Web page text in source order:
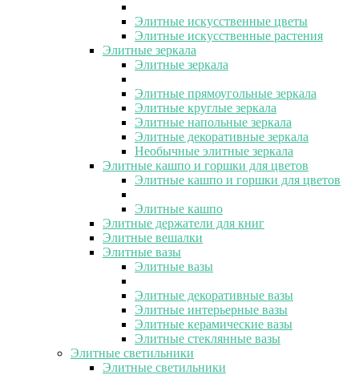
Элитные искусственные цветы
Элитные искусственные растения
Элитные зеркала
Элитные зеркала
Элитные прямоугольные зеркала
Элитные круглые зеркала
Элитные напольные зеркала
Элитные декоративные зеркала
Необычные элитные зеркала
Элитные кашпо и горшки для цветов
Элитные кашпо и горшки для цветов
Элитные кашпо
Элитные держатели для книг
Элитные вешалки
Элитные вазы
Элитные вазы
Элитные декоративные вазы
Элитные интерьерные вазы
Элитные керамические вазы
Элитные стеклянные вазы
Элитные светильники
Элитные светильники